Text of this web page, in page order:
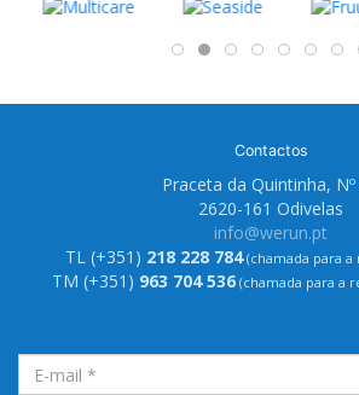
Contactos
Praceta da Quintinha, Nº
2620-161 Odivelas
info@werun.pt
TL (+351) 218 228 784(chamada para a
TM (+351) 963 704 536 (chamada para a